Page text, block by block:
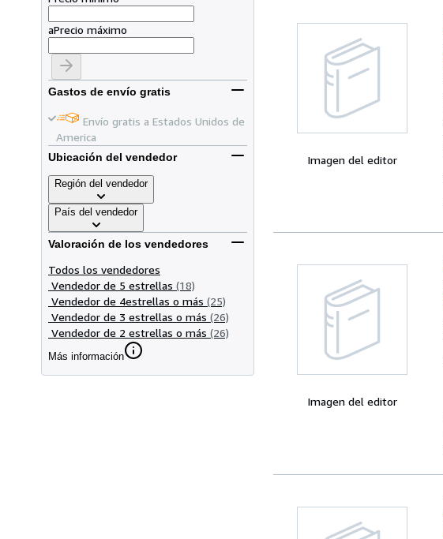
aPrecio máximo
Gastos de envío gratis
Envío gratis a Estados Unidos de
America
Ubicación del vendedor
Región del vendedor
País del vendedor
Valoración de los vendedores
Todos los vendedores
Vendedor de 5 estrellas (18)
Vendedor de 4estrellas o más (25)
Vendedor de 3 estrellas o más (26)
Vendedor de 2 estrellas o más (26)
Más información
Imagen del editor
Imagen del editor